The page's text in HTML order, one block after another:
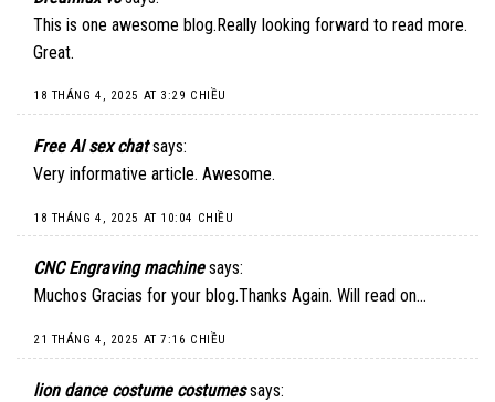
This is one awesome blog.Really looking forward to read more.
Great.
18 THÁNG 4, 2025 AT 3:29 CHIỀU
Free AI sex chat says:
Very informative article. Awesome.
18 THÁNG 4, 2025 AT 10:04 CHIỀU
CNC Engraving machine says:
Muchos Gracias for your blog.Thanks Again. Will read on…
21 THÁNG 4, 2025 AT 7:16 CHIỀU
lion dance costume costumes says: